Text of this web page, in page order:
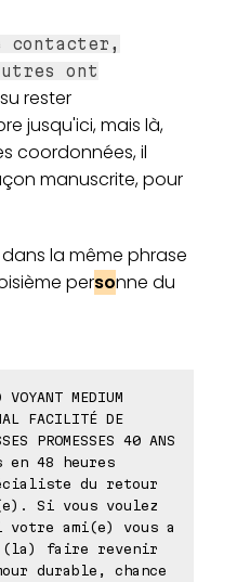
contacter,
ont
su rester
jusqu'ici, mais là,
coordonnées, il
manuscrite, pour
la même phrase
personne du
MEDIUM
FACILITÉ DE
PROMESSES 40 ANS
en 48 heures
du retour
Si vous voulez
ami(e) vous a
faire revenir
durable, chance